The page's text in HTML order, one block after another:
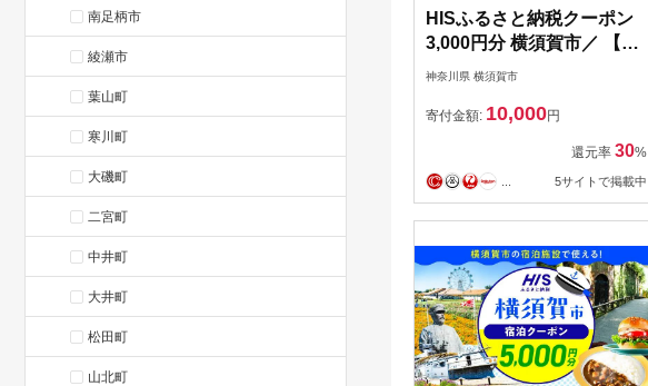
南足柄市
綾瀬市
葉山町
寒川町
大磯町
二宮町
中井町
大井町
松田町
山北町
HISふるさと納税クーポン
3,000円分 横須賀市／ 【株
式会社エイチ・アイ・エ
神奈川県 横須賀市
寄付金額: 10,000円
還元率30%
5サイトで掲載中